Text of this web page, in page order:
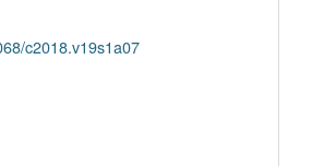
c2018.v19s1a07